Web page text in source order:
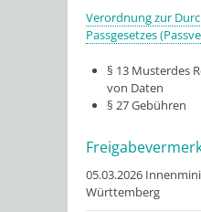
Verordnung zur
Passgesetzes
§ 13 Musterdes
von Daten
§ 27Gebühren
05.03.2026
Württemberg